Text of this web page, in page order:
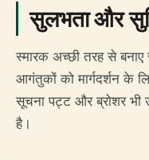
सुलभता और
स्मारक अच्छी तरह से
आगंतुकों को मार्गदर्शन के
सूचना पट्ट और ब्रोशर भी
है।